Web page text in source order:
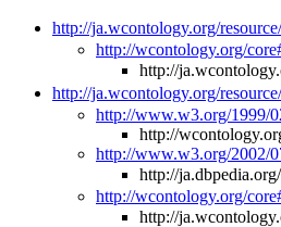
http://ja.wcontology.org/
http://wcontology.org/
http://
http://ja.wcontology.org/
http://www.w3.org/1999/
http://
http://www.w3.org/2002/
http://
http://wcontology.org/
http://